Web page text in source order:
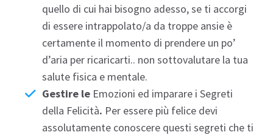
quello di cui hai bisogno adesso, se ti accorgi
di essere intrappolato/a da troppe ansie è
certamente il momento di prendere un po’
d’aria per ricaricarti.. non sottovalutare la tua
salute fisica e mentale.
Gestire le Emozioni ed imparare i Segreti
della Felicità. Per essere più felice devi
assolutamente conoscere questi segreti che ti